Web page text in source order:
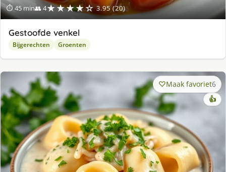
⏱ 45 min👥 4★★★★☆ 3.95 (20)
Gestoofde venkel
Bijgerechten Groenten
Maak favoriet6
👍